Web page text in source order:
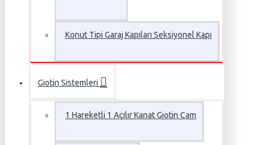
Konut Tipi Garaj Kapıları Seksiyonel Kapı
Giotin Sistemleri
1 Hareketli 1 Açılır Kanat Giotin Cam